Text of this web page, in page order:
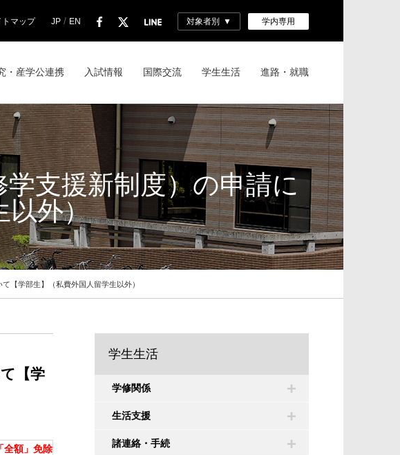
トマップ JP / EN 対象者別 学内専用
・産学公連携 入試情報 国際交流 学生生活 進路・就職
支援新制度）の申請に
以外）
【学部生】（私費外国人留学生以外）
【学
全額」免除
学生生活
学修関係
生活支援
諸連絡・手続